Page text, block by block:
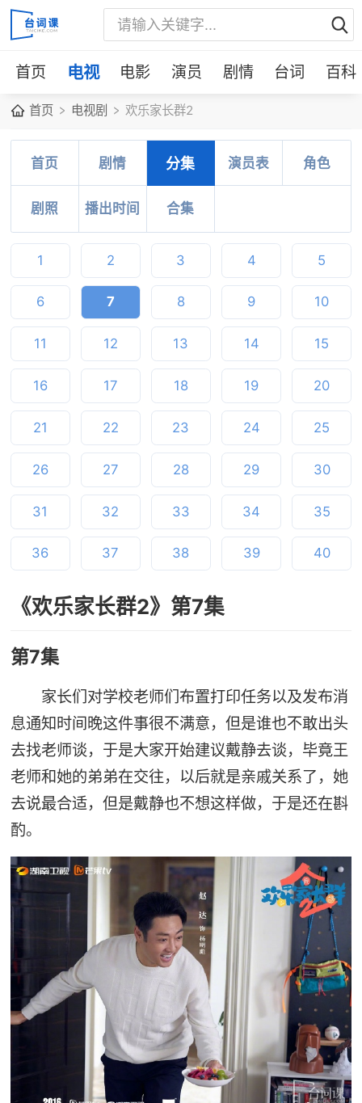
首页 电视 电影 演员 剧情 台词 百科
首页 电视剧 欢乐家长群2
首页 剧情 分集 演员表 角色
剧照 播出时间 合集
1 2 3 4 5
6 7 8 9 10
11 12 13 14 15
16 17 18 19 20
21 22 23 24 25
26 27 28 29 30
31 32 33 34 35
36 37 38 39 40
《欢乐家长群2》第7集
第7集
家长们对学校老师们布置打印任务以及发布消
息通知时间晚这件事很不满意，但是谁也不敢出头
去找老师谈，于是大家开始建议戴静去谈，毕竟王
老师和她的弟弟在交往，以后就是亲戚关系了，她
去说最合适，但是戴静也不想这样做，于是还在斟
酌。